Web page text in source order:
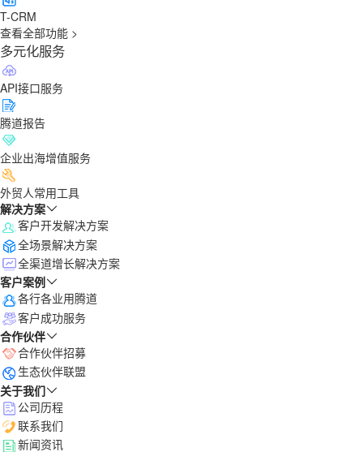
T-CRM
查看全部功能 >
多元化服务
API接口服务
腾道报告
企业出海增值服务
外贸人常用工具
解决方案
客户开发解决方案
全场景解决方案
全渠道增长解决方案
客户案例
各行各业用腾道
客户成功服务
合作伙伴
合作伙伴招募
生态伙伴联盟
关于我们
公司历程
联系我们
新闻资讯